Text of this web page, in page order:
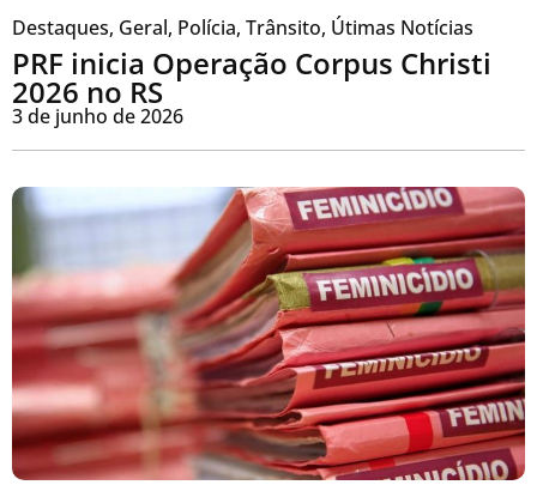
Destaques, Geral, Polícia, Trânsito, Útimas Notícias
PRF inicia Operação Corpus Christi
2026 no RS
3 de junho de 2026